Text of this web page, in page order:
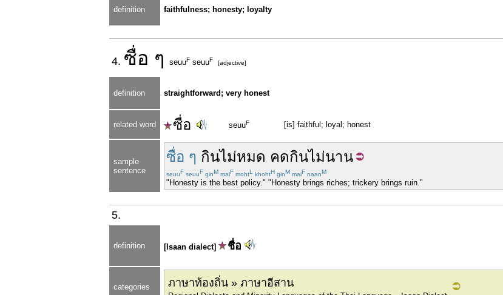
definition faithfulness; honesty; loyalty
4. ซื่อ ๆ seuuF seuuF [adjective]
definition straightforward; very honest
related word ซื่อ seuuF [is] faithful; loyal; honest
sample
sentence
ซื่อ ๆ กินไม่หมด คดกินไม่นาน
seuuF seuuF ginM maiF mohtL khohtH ginM maiF naanM
"Honesty is the best policy." "Honesty brings riches; trickery brings ruin."
5.
definition [Isaan dialect] ชื่อ
categories ภาษาท้องถิ่น » ภาษาอีสาน